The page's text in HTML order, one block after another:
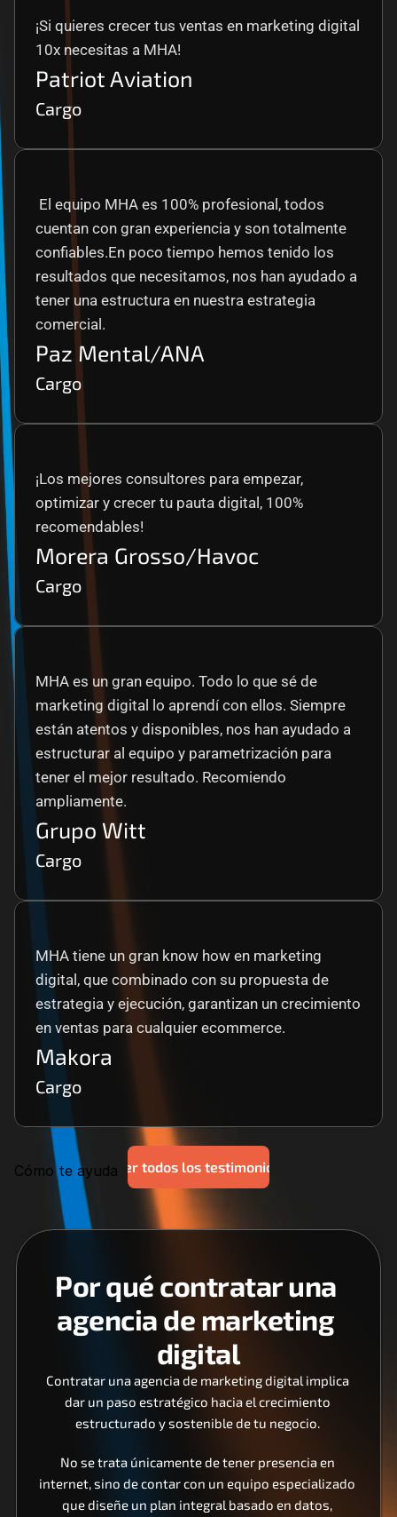
Por qué contratar una
agencia de marketing
digital
Contratar una agencia de marketing digital implica
dar un paso estratégico hacia el crecimiento
estructurado y sostenible de tu negocio.
No se trata únicamente de tener presencia en
internet, sino de contar con un equipo especializado
que diseñe un plan integral basado en datos,
Ver todos los testimonios
¡Si quieres crecer tus ventas en marketing digital
10x necesitas a MHA!
Patriot Aviation
Cargo
cuentan con gran experiencia y son totalmente
confiables.En poco tiempo hemos tenido los
resultados que necesitamos, nos han ayudado a
tener una estructura en nuestra estrategia
comercial.
Paz Mental/ANA
Cargo
¡Los mejores consultores para empezar,
optimizar y crecer tu pauta digital, 100%
recomendables!
Morera Grosso/Havoc
Cargo
MHA es un gran equipo. Todo lo que sé de
marketing digital lo aprendí con ellos. Siempre
están atentos y disponibles, nos han ayudado a
estructurar al equipo y parametrización para
tener el mejor resultado. Recomiendo
ampliamente.
Grupo Witt
Cargo
MHA tiene un gran know how en marketing
digital, que combinado con su propuesta de
estrategia y ejecución, garantizan un crecimiento
en ventas para cualquier ecommerce.
Makora
Cargo
Cómo te ayuda